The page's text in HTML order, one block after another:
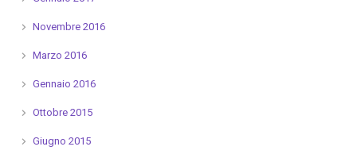
Novembre 2016
Marzo 2016
Gennaio 2016
Ottobre 2015
Giugno 2015